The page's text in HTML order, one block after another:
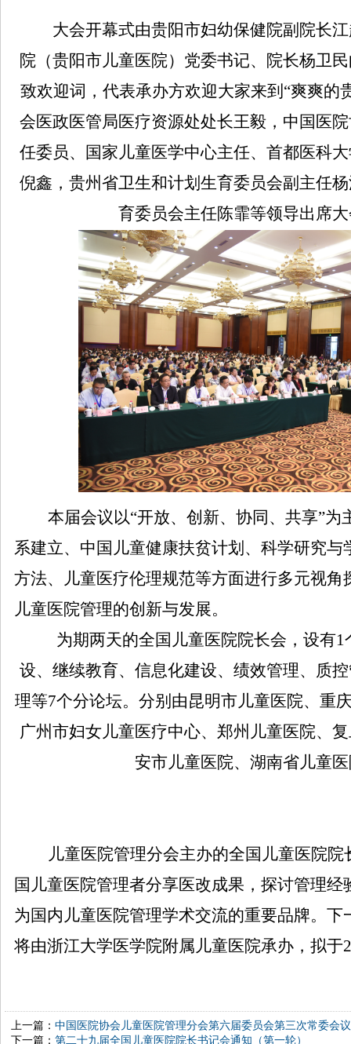
大会开幕式由贵阳市妇幼保健院副院长
院（贵阳市儿童医院）党委书记、院长杨卫
致欢迎词，代表承办方欢迎大家来到“爽爽的
会医政医管局医疗资源处处长王毅，中国医
任委员、国家儿童医学中心主任、首都医科
倪鑫，贵州省卫生和计划生育委员会副主任
育委员会主任陈霏等领导出席
本届会议以“开放、创新、协同、共享”为
系建立、中国儿童健康扶贫计划、科学研究与
方法、儿童医疗伦理规范等方面进行多元视角
儿童医院管理的创新与发展。
为期两天的全国儿童医院院长会，设有1
设、继续教育、信息化建设、绩效管理、质
理等7个分论坛。分别由昆明市儿童医院、重
广州市妇女儿童医疗中心、郑州儿童医院、
安市儿童医院、湖南省儿童
儿童医院管理分会主办的全国儿童医院
国儿童医院管理者分享医改成果，探讨管理
为国内儿童医院管理学术交流的重要品牌。下
将由浙江大学医学院附属儿童医院承办，拟于
上一篇： 中国医院协会儿童医院管理分会第六届委员会第三次常委会
下一篇： 第二十九届全国儿童医院院长书记会通知（第一轮）